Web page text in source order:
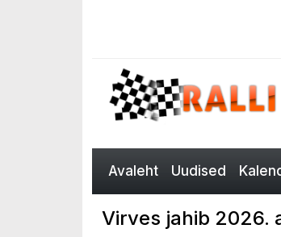
Avaleht Uudised
Virves jahib 2026.